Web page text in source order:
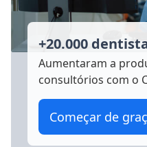
+20.000
Aumentaram a
consultórios com o
Começar de